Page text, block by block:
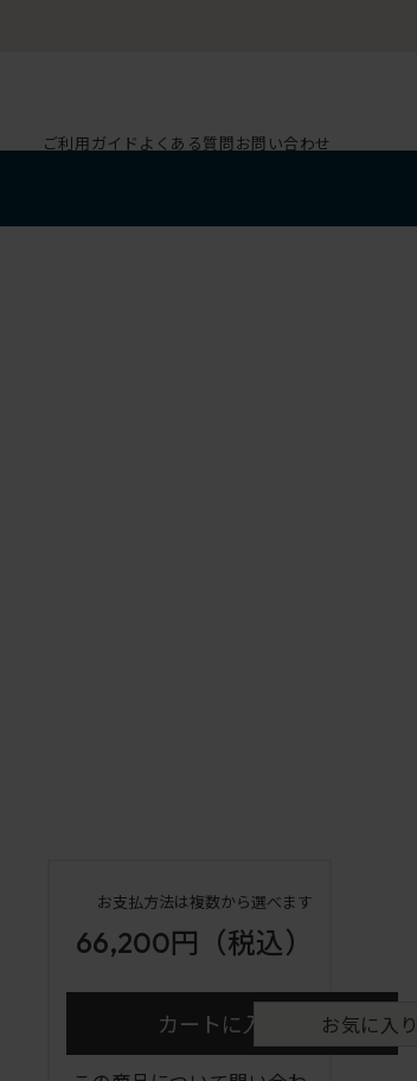
ご利用ガイド よくある質問お問い合わせ
お支払方法は複数から選べます
66,200円 （税込）
カートに入れる お気に入